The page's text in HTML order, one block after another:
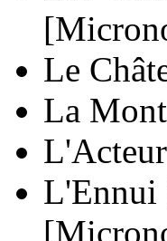
Le
La
L'Acteur
L'Ennui